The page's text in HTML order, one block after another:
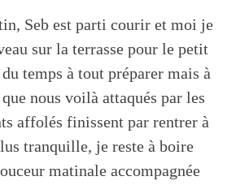
Seb est parti courir et moi je
sur la terrasse pour le petit
temps à tout préparer mais à
nous voilà attaqués par les
affolés finissent par rentrer à
tranquille, je reste à boire
matinale accompagnée